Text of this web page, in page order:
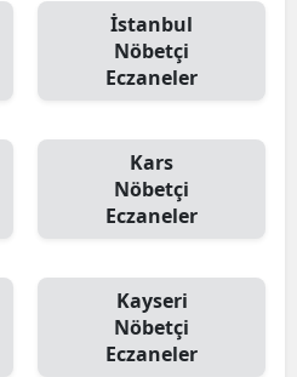
İstanbul
Nöbetçi
Eczaneler
Kars
Nöbetçi
Eczaneler
Kayseri
Nöbetçi
Eczaneler